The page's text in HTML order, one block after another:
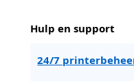
Hulp en support
24/7